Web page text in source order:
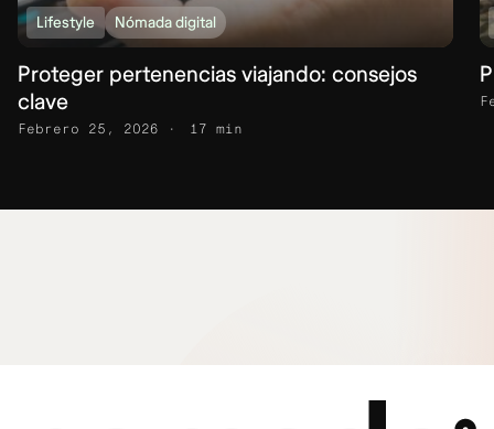
Lifestyle Nómada digital
Proteger pertenencias viajando: consejos
clave
Febrero 25, 2026 17 min